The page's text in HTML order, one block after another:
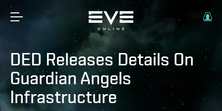
DED Releases Details On
Guardian Angels
Infrastructure